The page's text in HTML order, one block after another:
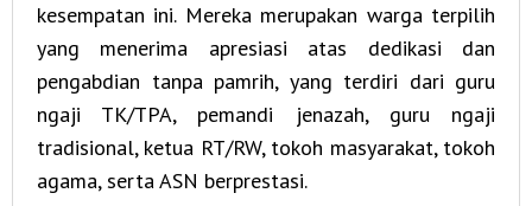
kesempatan ini. Mereka merupakan warga terpilih
yang menerima apresiasi atas dedikasi dan
pengabdian tanpa pamrih, yang terdiri dari guru
ngaji TK/TPA, pemandi jenazah, guru ngaji
tradisional, ketua RT/RW, tokoh masyarakat, tokoh
agama, serta ASN berprestasi.